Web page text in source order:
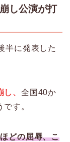
し公演が打
半に発表した
、 全国40か
す。
どの屈辱、こ